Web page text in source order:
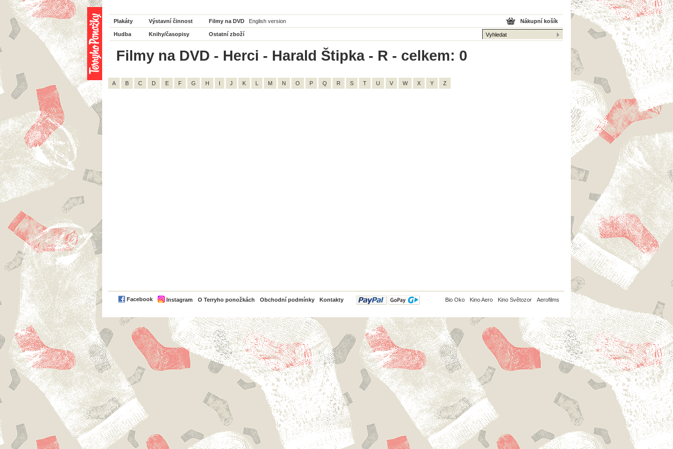
Plakáty Výstavní činnost Filmy na DVD English version
Hudba Knihy/časopisy Ostatní zboží
Nákupní košík
Filmy na DVD - Herci - Harald Štipka - R - celkem: 0
A B C D E F G H I J K L M N O P Q R S T U V W X Y Z
Facebook Instagram O Terryho ponožkách Obchodní podmínky Kontakty
PayPal Bio Oko Kino Aero Kino Světozor Aerofilms